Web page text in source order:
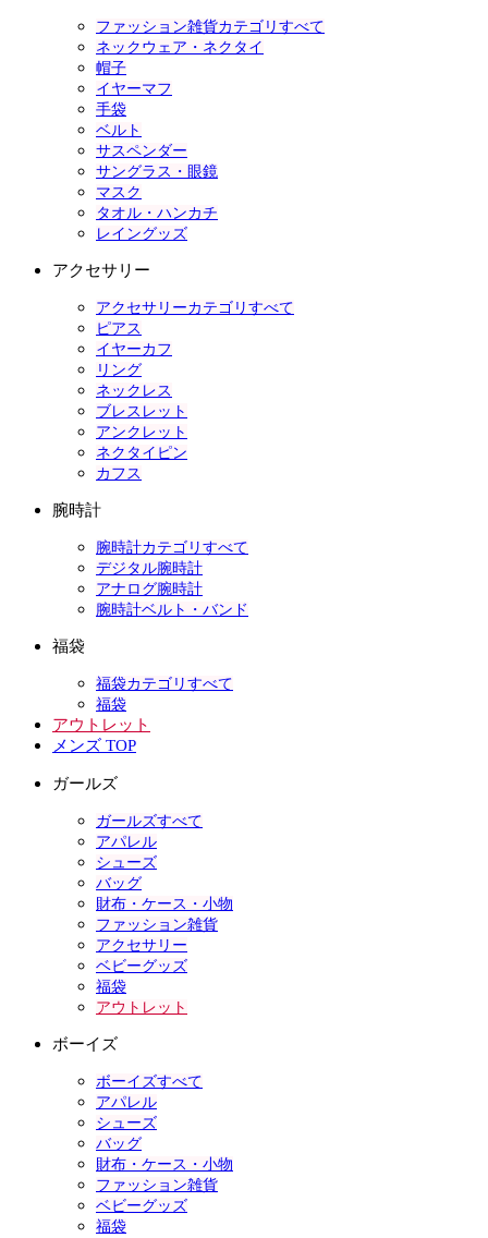
ファッション雑貨カテゴリすべて
ネックウェア・ネクタイ
帽子
イヤーマフ
手袋
ベルト
サスペンダー
サングラス・眼鏡
マスク
タオル・ハンカチ
レイングッズ
アクセサリー
アクセサリーカテゴリすべて
ピアス
イヤーカフ
リング
ネックレス
ブレスレット
アンクレット
ネクタイピン
カフス
腕時計
腕時計カテゴリすべて
デジタル腕時計
アナログ腕時計
腕時計ベルト・バンド
福袋
福袋カテゴリすべて
福袋
アウトレット
メンズ TOP
ガールズ
ガールズすべて
アパレル
シューズ
バッグ
財布・ケース・小物
ファッション雑貨
アクセサリー
ベビーグッズ
福袋
アウトレット
ボーイズ
ボーイズすべて
アパレル
シューズ
バッグ
財布・ケース・小物
ファッション雑貨
ベビーグッズ
福袋